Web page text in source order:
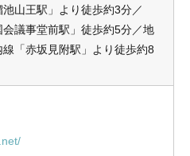
山王駅」より徒歩約3分／
議事堂前駅」徒歩約5分／地
「赤坂見附駅」より徒歩約8